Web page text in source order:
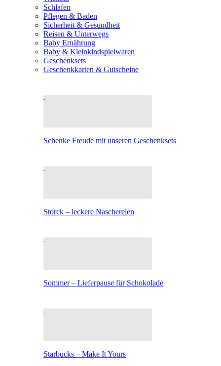
Schlafen
Pflegen & Baden
Sicherheit & Gesundheit
Reisen & Unterwegs
Baby Ernährung
Baby & Kleinkindspielwaren
Geschenksets
Geschenkkarten & Gutscheine
Schenke Freude mit unseren Geschenksets
Storck – leckere Naschereien
Sommer – Lieferpause für Schokolade
Starbucks – Make It Yours